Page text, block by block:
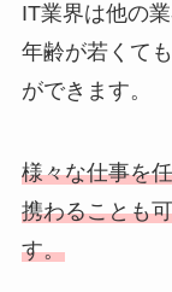
IT業界は他の
年齢が若くて
ができます。
様々な仕事を
携わることも
す。